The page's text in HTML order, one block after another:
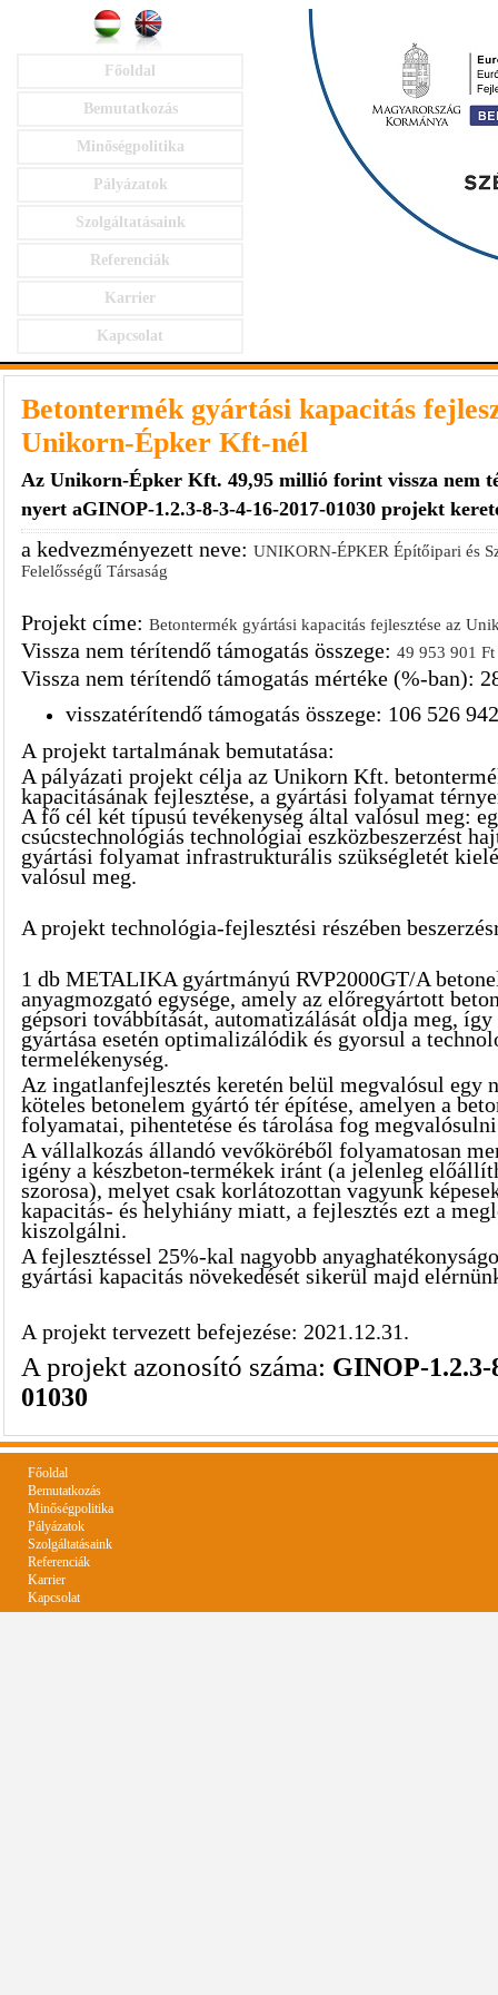
Főoldal
Bemutatkozás
Minőségpolitika
Pályázatok
Szolgáltatásaink
Referenciák
Karrier
Kapcsolat
Betontermék gyártási kapacitás
Unikorn-Épker Kft-nél
Az Unikorn-Épker Kft. 49,95 millió forint vissza nem
nyert aGINOP-1.2.3-8-3-4-16-2017-01030 projekt
a kedvezményezett neve: UNIKORN-ÉPKER Építőipari és
Felelősségű Társaság
Projekt címe: Betontermék gyártási kapacitás fejlesztése az
Vissza nem térítendő támogatás összege: 49 953 901 Ft
Vissza nem térítendő támogatás mértéke (%-ban):
visszatérítendő támogatás összege: 106 526
A projekt tartalmának bemutatása:
A pályázati projekt célja az Unikorn Kft.
kapacitásának fejlesztése, a gyártási folyamat
A fő cél két típusú tevékenység által valósul meg:
csúcstechnológiás technológiai eszközbeszerzést
gyártási folyamat infrastrukturális szükségletét
valósul meg.
A projekt technológia-fejlesztési részében
1 db METALIKA gyártmányú RVP2000GT/A
anyagmozgató egysége, amely az előregyártott
gépsori továbbítását, automatizálását oldja meg, így
gyártása esetén optimalizálódik és gyorsul a
termelékenység.
Az ingatlanfejlesztés keretén belül megvalósul egy
köteles betonelem gyártó tér építése, amelyen a
folyamatai, pihentetése és tárolása fog
A vállalkozás állandó vevőköréből folyamatosan
igény a készbeton-termékek iránt (a jelenleg
szorosa), melyet csak korlátozottan vagyunk
kapacitás- és helyhiány miatt, a fejlesztés ezt a
kiszolgálni.
A fejlesztéssel 25%-kal nagyobb
gyártási kapacitás növekedését sikerül majd
A projekt tervezett befejezése: 2021.12.31.
A projekt azonosító száma: GINOP-1.2.3-
01030
Főoldal
Bemutatkozás
Minőségpolitika
Pályázatok
Szolgáltatásaink
Referenciák
Karrier
Kapcsolat